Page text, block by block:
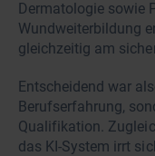
Dermatologie sowie
Wundweiterbildung
gleichzeitig am
Entscheidend war
Berufserfahrung,
Qualifikation.
das KI-System irrt